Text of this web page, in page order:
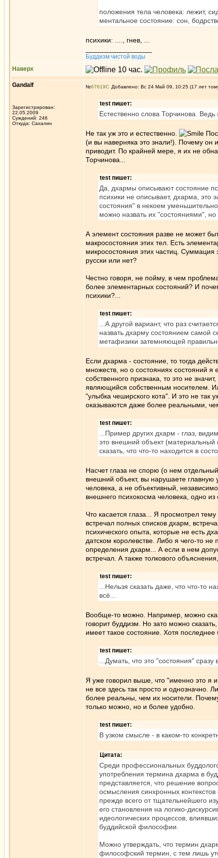
положения тела человека: лежит,
ментальное состояние: сон,
психики: ...., гнев, ...
Буддизм чистой воды
Наверх
Gandalf
Зарегистрирован:
22.05.2009
Суждений: 246
Откуда: Сахалин
№67619 Добавлено: Вс 24 Май 09, 10:25 (17 лет
test пишет:
Естественно слова Торчинова. Ведь
Не так уж это и естественно.
(и вы наверняка это знали!). Почему он
приводит. По крайней мере, я их не
Торчинова...
test пишет:
Да, дхармы описывают состояние
психики не описывает, дхарма, это
состояния" в некоем
можно назвать их "состояниями", но
А элемент состояния разве не может
макросостояния этих тел. Есть
микросостояния этих частиц. Суммация
русски или нет?
Честно говоря, не пойму, в чем
более элементарных состояний? И
психики?...
test пишет:
...А другой вариант, что раз
назвать дхарму состоянием самой
метафизики затемняющей
Если дхарма - состояние, то тогда
множеств, но о состояниях состояний
собственного признака, то это не
являющийся собственным носителем.
"улыбка чеширского кота". И это не так
оказываются даже более реальными,
test пишет:
...Пример других дхарм - глаз,
это внешний объект (материальный
сказать, что что-то находится в
Насчет глаза не спорю (о нем
внешний объект, вы нарушаете главную
человека, а не объективный,
внешнего психокосма человека, одно из
Что касается глаза... Я просмотрел
встречал полных списков дхарм,
психического опыта, которые не есть
датском королевстве. Либо я чего-то
определения дхарм... А если в нем
встречал. А также толкового
test пишет:
...Нельзя сказать даже, что что-то
всё...
Вообще-то можно. Например, можно
говорит буддизм. Но зато можно
имеет такое состояние. Хотя
test пишет:
...Думать, что это "состояния"
Я уже говорил выше, что "именно это я
не все здесь так просто и однозначно.
более реальны, чем их носители.
только можно, но и более удобно.
test пишет:
В узком смысле - в каком-то
Цитата:
Среди профессиональных
употребления термина дхарма в
представляется, что решение
осмысления синхронных
прежде всего от тщательнейшего
его становления на логико-
идеологических процессов,
буддийской философии.
Можно утверждать, что термин
философский термин, с тем лишь